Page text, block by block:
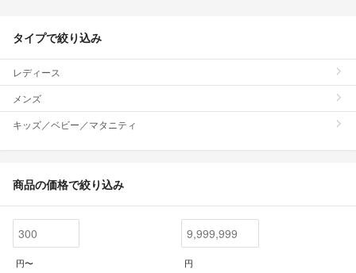
タイプで絞り込み
レディース
メンズ
キッズ／ベビー／マタニティ
商品の価格で絞り込み
円〜 円